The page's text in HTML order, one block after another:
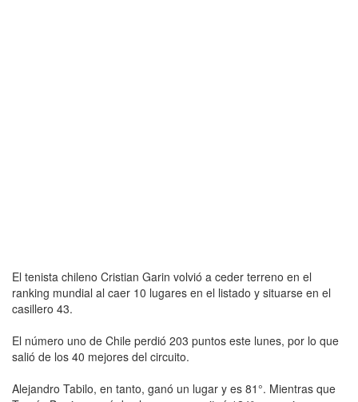
El tenista chileno Cristian Garin volvió a ceder terreno en el
ranking mundial al caer 10 lugares en el listado y situarse en el
casillero 43.
El número uno de Chile perdió 203 puntos este lunes, por lo que
salió de los 40 mejores del circuito.
Alejandro Tabilo, en tanto, ganó un lugar y es 81°. Mientras que